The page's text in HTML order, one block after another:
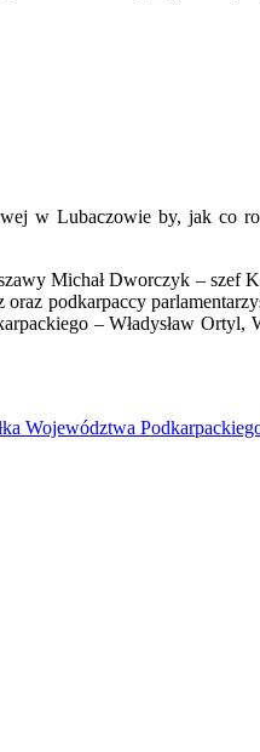
w Lubaczowie by, jak co
Michał Dworczyk – szef
podkarpaccy
– Władysław
Podkarpackiego